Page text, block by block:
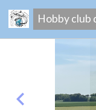
Hobby club